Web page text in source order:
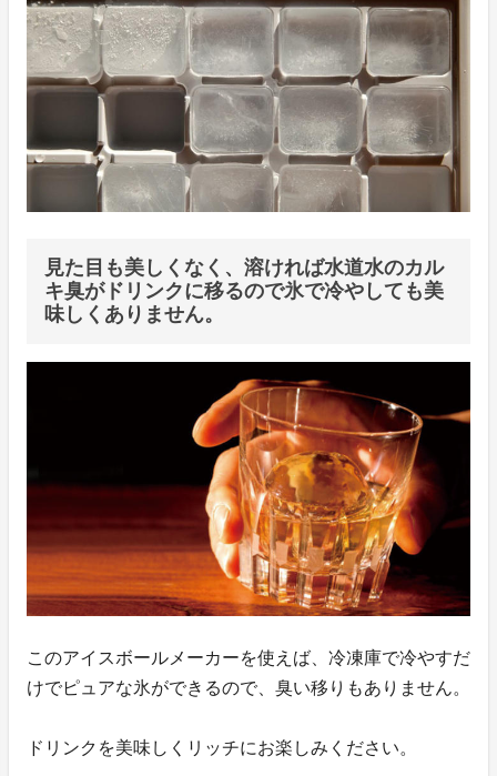
見た目も美しくなく、溶ければ水道水のカル
キ臭がドリンクに移るので氷で冷やしても美
味しくありません。
このアイスボールメーカーを使えば、冷凍庫で冷やすだ
けでピュアな氷ができるので、臭い移りもありません。
ドリンクを美味しくリッチにお楽しみください。